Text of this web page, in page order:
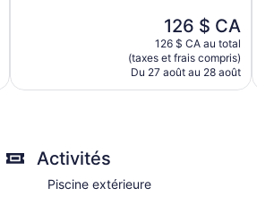
Le
prix
est
de
126 $ CA
126 $ CA
126 $ CA au total
(taxes et frais compris)
Du 27 août au 28 août
Activités
Piscine extérieure